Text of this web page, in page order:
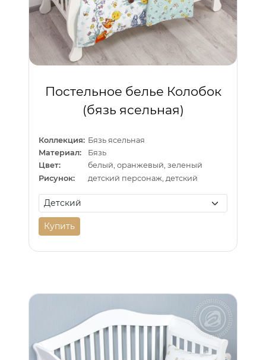
Постельное белье Колобок
(бязь ясельная)
Коллекция: Бязь ясельная
Материал:
Бязь
Цвет:
белый, оранжевый, зеленый
Рисунок:
детский персонаж, детский
Купить